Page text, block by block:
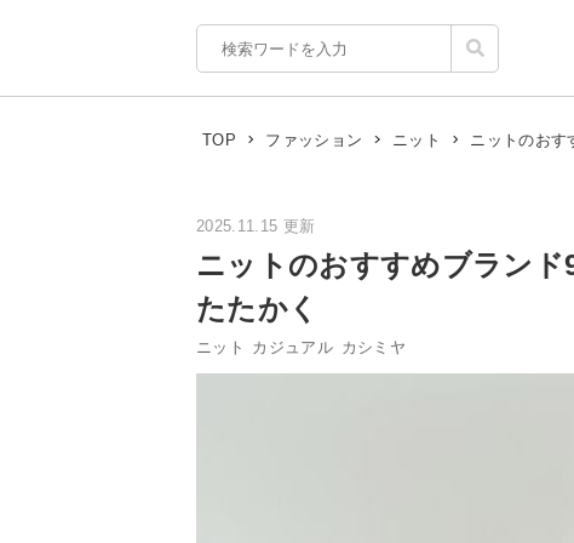
TOP ファッション ニット ニットのおす
2025.11.15 更新
ニットのおすすめブラン
たたかく
ニット カジュアル カシミヤ